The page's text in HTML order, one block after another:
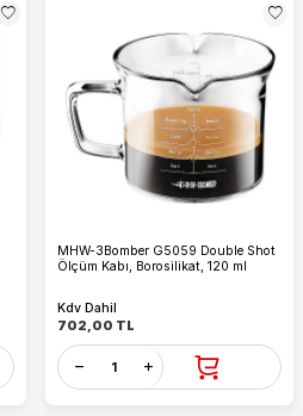
MHW-3Bomber G5059 Double Shot
Ölçüm Kabı, Borosilikat, 120 ml
Kdv Dahil
702,00 TL